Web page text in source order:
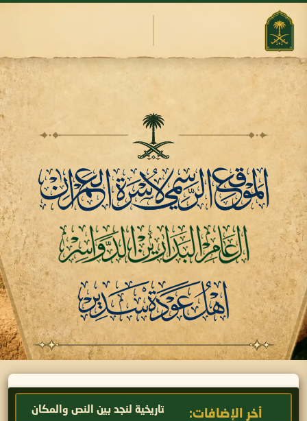
أخر الإضافات:
الجغرافيا التاريخية لنجد بين النص والمكان كُتَّاب